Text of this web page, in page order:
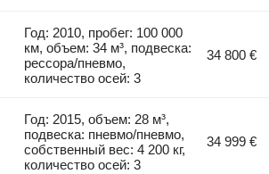
Год: 2010, пробег: 100 000
км, объем: 34 м³, подвеска:
рессора/пневмо,
количество осей: 3
34 800 €
Год: 2015, объем: 28 м³,
подвеска: пневмо/пневмо,
собственный вес: 4 200 кг,
количество осей: 3
34 999 €